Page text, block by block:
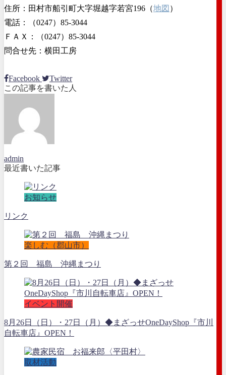
住所：田村市船引町大字堀越字若宮196（地図 ）
電話：（0247）85-3044
ＦＡＸ：（0247）85-3044
問合せ先：横田工房
Facebook
Twitter
この記事を書いた人
admin
最近書いた記事
お知らせ
リンク
楽しむ（郡山市）
第２回 福島 沖縄まつり
イベント開催
8月26日（日）・27日（月）◆まざっせOneDayShop『市川
自転車店』OPEN！
取材活動